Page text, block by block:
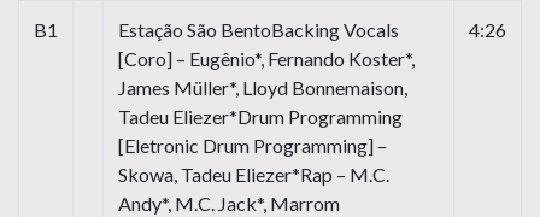
B1
Estação São BentoBacking Vocals
[Coro] – Eugênio*, Fernando Koster*,
James Müller*, Lloyd Bonnemaison,
Tadeu Eliezer*Drum Programming
[Eletronic Drum Programming] –
Skowa, Tadeu Eliezer*Rap – M.C.
Andy*, M.C. Jack*, Marrom
4:26